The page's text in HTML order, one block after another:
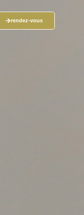
rendez-vous